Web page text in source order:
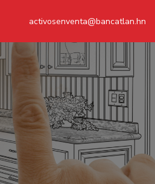
activosenventa@bancatlan.hn